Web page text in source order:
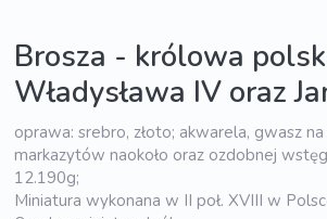
Brosza - królowa
Władysława IV oraz
oprawa: srebro, złoto; akwarela, gwasz
markazytów naokoło oraz ozdobnej
12.190g;
Miniatura wykonana w II poł. XVIII w